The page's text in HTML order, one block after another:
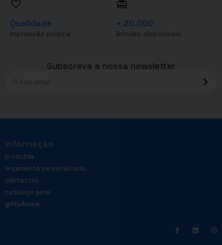
Qualidade
Impressão própria
+ 20.000
Brindes disponíveis
Subscreva a nossa newsletter
Informação
produtos
orçamento personalizado
contactos
catálogo geral
gifts4wine